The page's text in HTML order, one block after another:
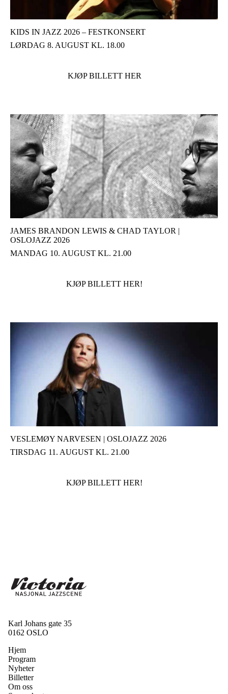
KIDS IN JAZZ 2026 – FESTKONSERT
LØRDAG 8. AUGUST KL. 18.00
KJØP BILLETT HER
JAMES BRANDON LEWIS & CHAD TAYLOR |
OSLOJAZZ 2026
MANDAG 10. AUGUST KL. 21.00
KJØP BILLETT HER!
VESLEMØY NARVESEN | OSLOJAZZ 2026
TIRSDAG 11. AUGUST KL. 21.00
KJØP BILLETT HER!
Karl Johans gate 35
0162 OSLO
Hjem
Program
Nyheter
Billetter
Om oss